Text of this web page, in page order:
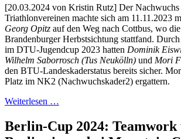
[20.03.2024 von Kristin Rutz] Der
Triathlonvereinen machte sich am 11.11.2023
Georg Opitz auf den Weg nach Cottbus, wo
Brandenburger Herbstsichtung stattfand.
im DTU-Jugendcup 2023 hatten Dominik
Wilhelm Saborrosch (Tus Neukölln) und Mori
den BTU-Landeskaderstatus bereits sicher.
Platz im NK2 (Nachwuchskader2) ergattern.
Weiterlesen …
Berlin-Cup 2024: Teamwork